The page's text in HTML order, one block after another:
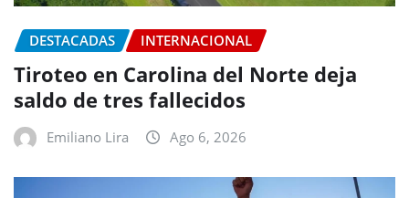
DESTACADAS INTERNACIONAL
Tiroteo en Carolina del Norte deja
saldo de tres fallecidos
Emiliano Lira Ago 6, 2026